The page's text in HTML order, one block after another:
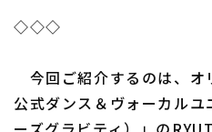
◇◇◇
今回ご紹介するのは、オ
公式ダンス＆ヴォーカル